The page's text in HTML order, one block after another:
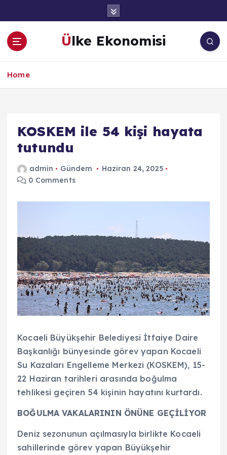
a
Ülke Ekonomisi
Home
KOSKEM ile 54 kişi hayata
tutundu
admin Gündem
Haziran 24, 2025
0 Comments
Kocaeli Büyükşehir Belediyesi İtfaiye Daire
Başkanlığı bünyesinde görev yapan Kocaeli
Su Kazaları Engelleme Merkezi (KOSKEM), 15-
22 Haziran tarihleri arasında boğulma
tehlikesi geçiren 54 kişinin hayatını kurtardı.
BOĞULMA VAKALARININ ÖNÜNE GEÇİLİYOR
Deniz sezonunun açılmasıyla birlikte Kocaeli
sahillerinde görev yapan Büyükşehir